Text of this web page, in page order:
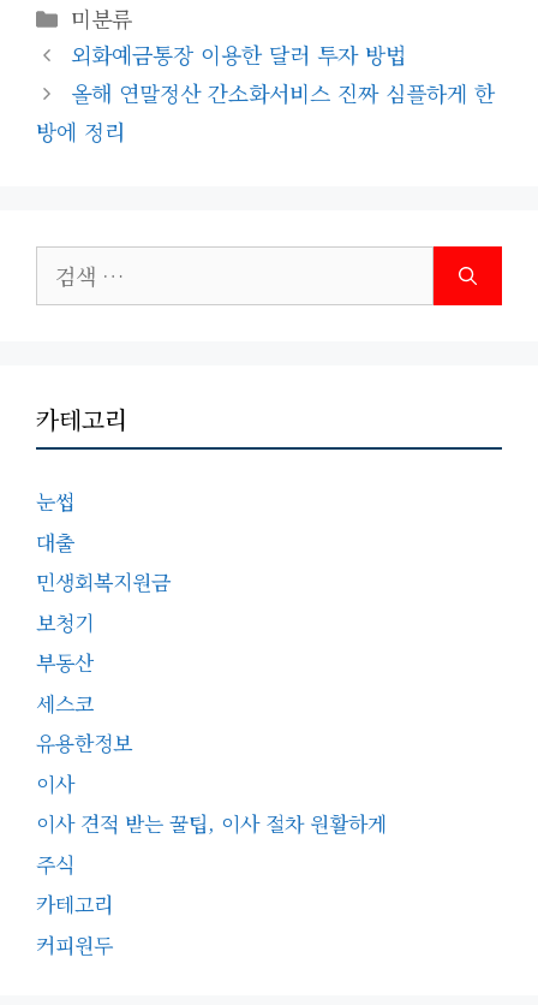
카
테
고
리
미분류
외화예금통장 이용한 달러 투자 방법
올해 연말정산 간소화서비스 진짜 심플하게 한
방에 정리
색:
카테고리
눈썹
대출
민생회복지원금
보청기
부동산
세스코
유용한정보
이사
이사 견적 받는 꿀팁, 이사 절차 원활하게
주식
카테고리
커피원두